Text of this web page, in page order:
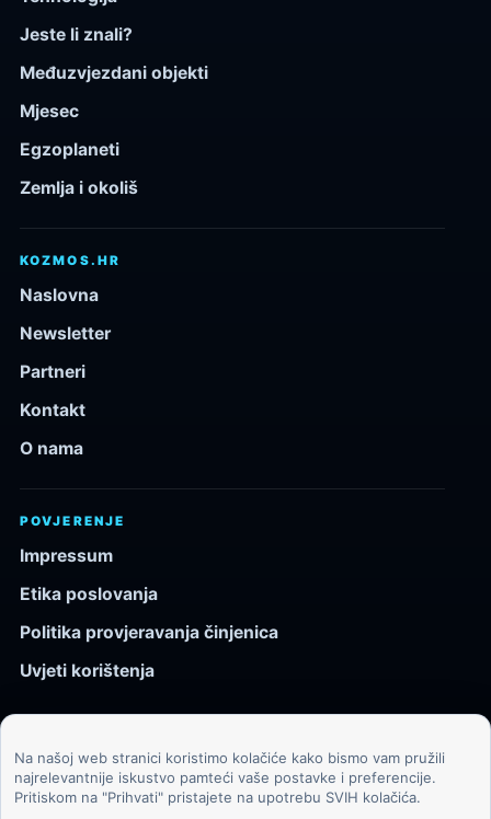
Jeste li znali?
Međuzvjezdani objekti
Mjesec
Egzoplaneti
Zemlja i okoliš
KOZMOS.HR
Naslovna
Newsletter
Partneri
Kontakt
O nama
POVJERENJE
Impressum
Etika poslovanja
Politika provjeravanja činjenica
Uvjeti korištenja
© 2026 Kozmos.hr. Sva prava pridržana.
Svemir, znanost, tehnologija i velike ideje za znatiželjne
Na našoj web stranici koristimo kolačiće kako bismo vam pružili
najrelevantnije iskustvo pamteći vaše postavke i preferencije.
Pritiskom na "Prihvati" pristajete na upotrebu SVIH kolačića.